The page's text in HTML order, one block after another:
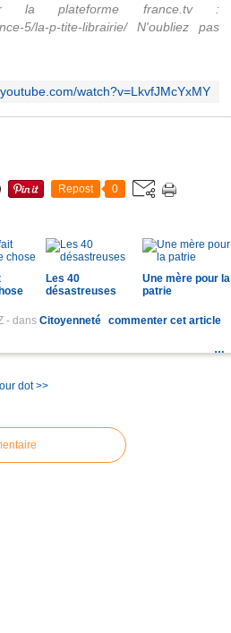
la plateforme france.tv :
5/la-p-tite-librairie/ N'oubliez pas
watch?v=LkvfJMcYxMY
Repost 0
Les 40
désastreuses
Une mère pour la
patrie
- dans Citoyenneté commenter cet article
…
dot >>